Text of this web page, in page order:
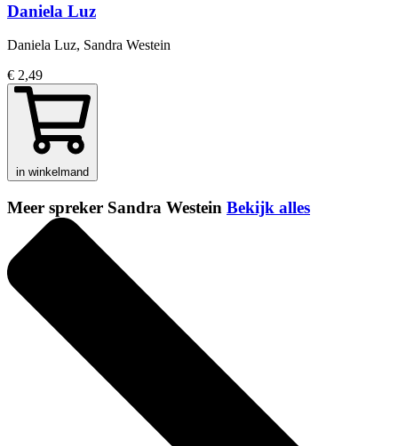
Daniela Luz
Daniela Luz, Sandra Westein
€ 2,49
in winkelmand
Meer spreker Sandra Westein Bekijk alles